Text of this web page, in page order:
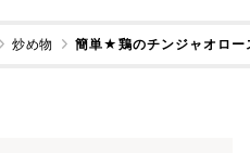
炒め物 簡単★鶏のチンジャオロー